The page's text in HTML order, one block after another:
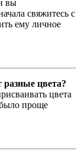
вы
свяжитесь с
ему личное
цвета?
цвета
проще